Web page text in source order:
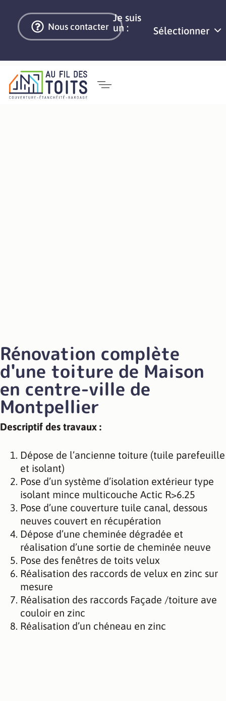
Nous contacter
Je suis
un :
Sélectionner
Rénovation complète
d'une toiture de Maison
en centre-ville de
Montpellier
Descriptif des travaux :
Dépose de l’ancienne toiture (tuile parefeuille
et isolant)
Pose d’un système d’isolation extérieur type
isolant mince multicouche Actic R>6.25
Pose d’une couverture tuile canal, dessous
neuves couvert en récupération
Dépose d’une cheminée dégradée et
réalisation d’une sortie de cheminée neuve
Pose des fenêtres de toits velux
Réalisation des raccords de velux en zinc sur
mesure
Réalisation des raccords Façade /toiture ave
couloir en zinc
Réalisation d’un chéneau en zinc